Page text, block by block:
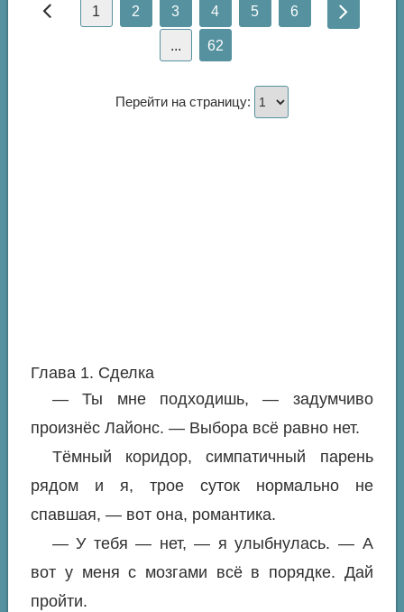
1 2 3 4 5 6
... 62
Перейти на страницу:
Глава 1. Сделка
— Ты мне подходишь, — задумчиво
произнёс Лайонс. — Выбора всё равно нет.
Тёмный коридор, симпатичный парень
рядом и я, трое суток нормально не
спавшая, — вот она, романтика.
— У тебя — нет, — я улыбнулась. — А
вот у меня с мозгами всё в порядке. Дай
пройти.